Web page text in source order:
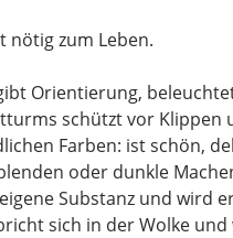
nötig zum Leben.
Orientierung,
schützt vor Klippen
Farben: ist schön,
oder dunkle
Substanz und wird
sich in der Wolke und